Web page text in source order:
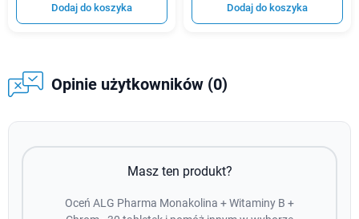
Dodaj do koszyka Dodaj do koszyka
Opinie użytkowników (0)
Masz ten produkt?
Oceń ALG Pharma Monakolina + Witaminy B +